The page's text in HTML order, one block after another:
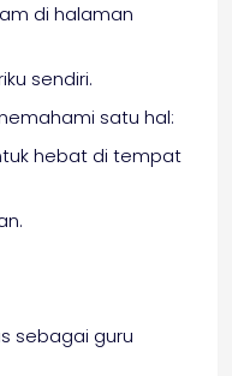
di halaman
sendiri.
satu hal:
hebat di tempat
sebagai guru